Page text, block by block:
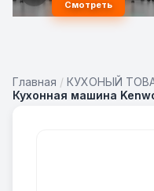
Смотреть
Главная / КУХОНЫЙ
Кухонная машина